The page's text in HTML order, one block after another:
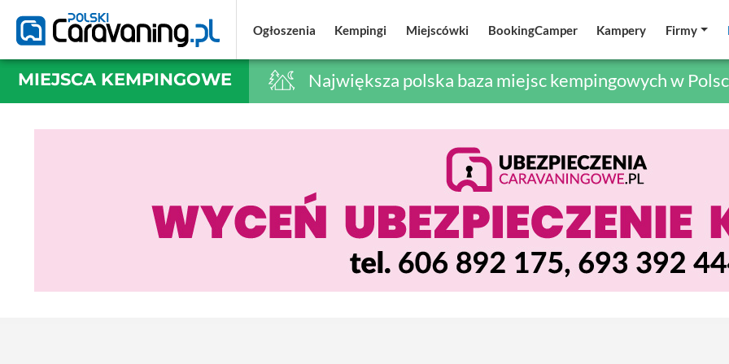
Ogłoszenia Kempingi Miejscówki BookingCamper Kampery Firmy
MIEJSCA KEMPINGOWE Największa polska baza miejsc kempingowych w
Ogłoszenia Kempingi Miejscówki BookingCamper Kampery Firmy